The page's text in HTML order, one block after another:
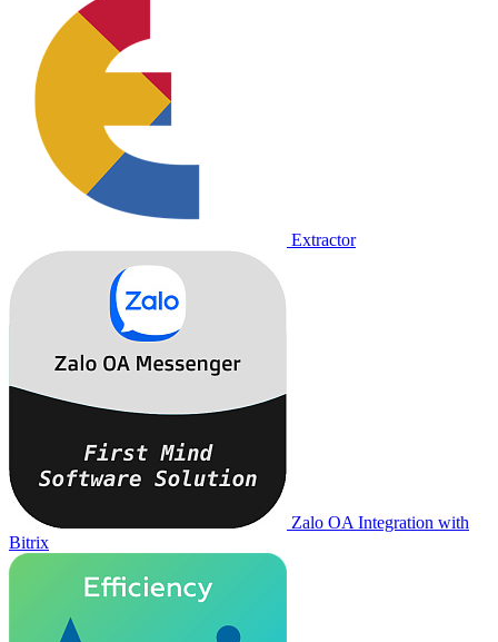
Extractor
Zalo OA Integration with
Bitrix